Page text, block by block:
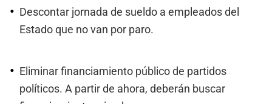
Descontar jornada de sueldo a empleados del
Estado que no van por paro.
Eliminar financiamiento público de partidos
políticos. A partir de ahora, deberán buscar